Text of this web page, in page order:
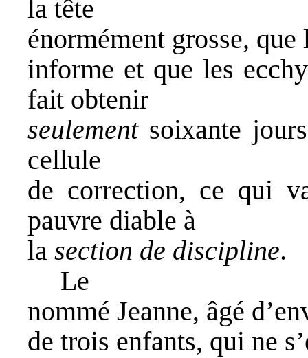
la tête
énormément grosse, que
informe et que les
fait obtenir
seulementsoixante
cellule
de correction, ce qui
pauvre diable à
la section de discipline.
Le
nommé Jeanne, âgé
de trois enfants, qui ne